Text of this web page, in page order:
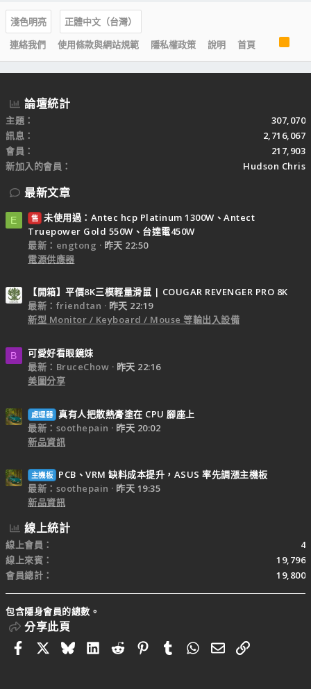
淺色明亮
正體中文（台灣）
連絡我們
使用條款與網站規範 隱私權政策 說明 首頁
S
論壇統計
主題
307,070
訊息
2,716,067
會員
217,903
新加入的會員
Hudson Chris
最新文章
E 售 未使用過：Antec hcp Platinum 1300W、Antect
Truepower Gold 550W、台達電450W
最新：engtong
昨天 22:50
電源供應器
【開箱】平價8K三模輕量滑鼠 | COUGAR REVENGER PRO 8K
最新：friendtan
昨天 22:19
新型 Monitor / Keyboard / Mouse 等輸出入設備
B
可愛好看眼鏡妹
最新：BruceChow
昨天 22:16
美圖分享
處理器 真有人把散熱膏塗在 CPU 腳座上
最新：soothepain
昨天 20:02
新品資訊
主機板
PCB、VRM 缺料成本提升，ASUS 率先調漲主機板
最新：soothepain
昨天 19:35
新品資訊
線上統計
線上會員
4
線上來賓
19,796
會員總計
19,800
包含隱身會員的總數。
分享此頁
FacebookBlueskyLinkedIn
RedditPinterestTumblrWhatsApp
電子郵件
連結